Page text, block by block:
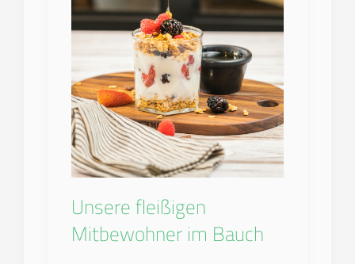
Unsere fleißigen
Mitbewohner im Bauch